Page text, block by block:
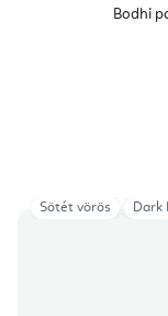
Bodhi
Sötét vörös Dark